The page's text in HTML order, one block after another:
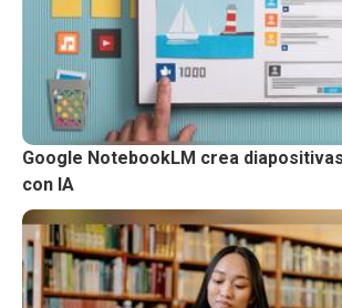
Google NotebookLM crea
con IA